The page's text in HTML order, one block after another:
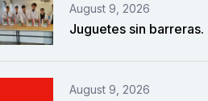
August 9, 2026
Juguetes sin barreras.
August 9, 2026